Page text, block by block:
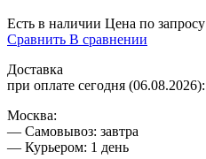
Есть в наличии Цена по запросу
Сравнить В сравнении
Доставка
при оплате сегодня (06.08.2026):
Москва:
— Самовывоз: завтра
— Курьером: 1 день